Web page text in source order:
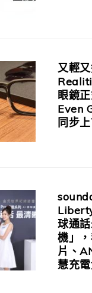
又輕
眼鏡
Even
同步
球通
機」
片、
慧充